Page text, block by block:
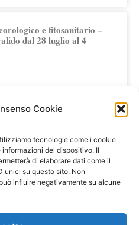
Cookie
tecnologie come i cookie
del dispositivo. Il
di elaborare dati come il
unici su questo sito. Non
influire negativamente su alcune
e fitosanitario –
dal 28 luglio al 4
in Agricoltura